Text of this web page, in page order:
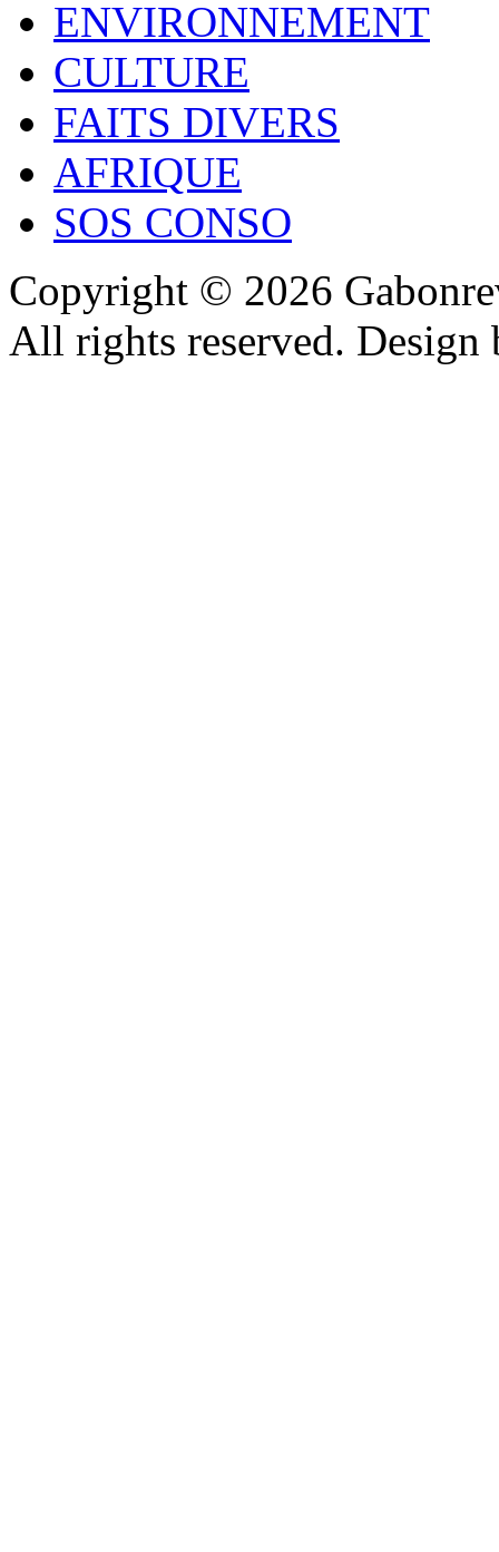
ENVIRONNEMENT
CULTURE
FAITS DIVERS
AFRIQUE
SOS CONSO
Copyright © 2026
All rights reserved.